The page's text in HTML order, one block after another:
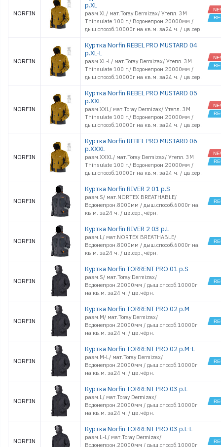
NORFIN
р.XL
разм.XL/ мат.Toray Dermizax/ Утепл. 3M
Thinsulate 100 г./ Водонепрон.20000мм /
дыш.способ.10000г на кв.м. за24 ч. / цв.cер.
NORFIN
Куртка Norfin REBEL PRO MUSTARD 04
р.XL-L
разм.XL-L/ мат.Toray Dermizax/ Утепл. 3M
Thinsulate 100 г./ Водонепрон.20000мм /
дыш.способ.10000г на кв.м. за24 ч. / цв.cер.
NORFIN
Куртка Norfin REBEL PRO MUSTARD 05
р.XXL
разм.XXL/ мат.Toray Dermizax/ Утепл. 3M
Thinsulate 100 г./ Водонепрон.20000мм /
дыш.способ.10000г на кв.м. за24 ч. / цв.cер.
NORFIN
Куртка Norfin REBEL PRO MUSTARD 06
р.XXXL
разм.XXXL/ мат.Toray Dermizax/ Утепл. 3M
Thinsulate 100 г./ Водонепрон.20000мм /
дыш.способ.10000г на кв.м. за24 ч. / цв.cер.
NORFIN
Куртка Norfin RIVER 2 01 р.S
разм.S/ мат.NORTEX BREATHABLE/
Водонепрон.8000мм / дыш.способ.6000г на
кв.м. за24 ч. / цв.cер.,чёрн.
NORFIN
Куртка Norfin RIVER 2 03 р.L
разм.L/ мат.NORTEX BREATHABLE/
Водонепрон.8000мм / дыш.способ.6000г на
кв.м. за24 ч. / цв.cер.,чёрн.
NORFIN
Куртка Norfin TORRENT PRO 01 р.S
разм.S/ мат.Toray Dermizax/
Водонепрон.20000мм / дыш.способ.10000г
на кв.м. за24 ч. / цв.чёрн.
NORFIN
Куртка Norfin TORRENT PRO 02 р.M
разм.M/ мат.Toray Dermizax/
Водонепрон.20000мм / дыш.способ.10000г
на кв.м. за24 ч. / цв.чёрн.
NORFIN
Куртка Norfin TORRENT PRO 02 р.M-L
разм.M-L/ мат.Toray Dermizax/
Водонепрон.20000мм / дыш.способ.10000г
на кв.м. за24 ч. / цв.чёрн.
NORFIN
Куртка Norfin TORRENT PRO 03 р.L
разм.L/ мат.Toray Dermizax/
Водонепрон.20000мм / дыш.способ.10000г
на кв.м. за24 ч. / цв.чёрн.
NORFIN
Куртка Norfin TORRENT PRO 03 р.L-L
разм.L-L/ мат.Toray Dermizax/
Водонепрон.20000мм / дыш.способ.10000г